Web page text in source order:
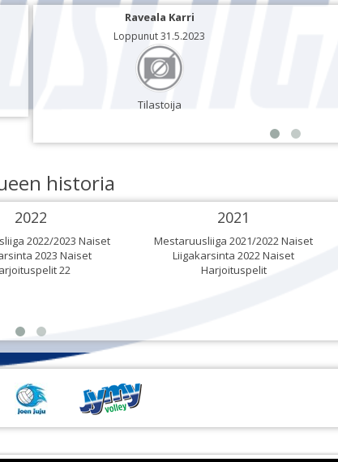
Raveala Karri
Loppunut 31.5.2023
Tilastoija
historia
2022
2022/2023 Naiset
2023 Naiset
22
2021
Mestaruusliiga 2021/2022 Naiset
Liigakarsinta 2022 Naiset
Harjoituspelit